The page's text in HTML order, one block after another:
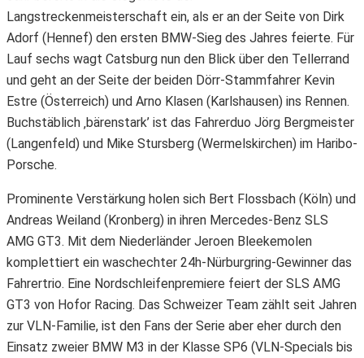
Langstreckenmeisterschaft ein, als er an der Seite von Dirk
Adorf (Hennef) den ersten BMW-Sieg des Jahres feierte. Für
Lauf sechs wagt Catsburg nun den Blick über den Tellerrand
und geht an der Seite der beiden Dörr-Stammfahrer Kevin
Estre (Österreich) und Arno Klasen (Karlshausen) ins Rennen.
Buchstäblich ‚bärenstark’ ist das Fahrerduo Jörg Bergmeister
(Langenfeld) und Mike Stursberg (Wermelskirchen) im Haribo-
Porsche.
Prominente Verstärkung holen sich Bert Flossbach (Köln) und
Andreas Weiland (Kronberg) in ihren Mercedes-Benz SLS
AMG GT3. Mit dem Niederländer Jeroen Bleekemolen
komplettiert ein waschechter 24h-Nürburgring-Gewinner das
Fahrertrio. Eine Nordschleifenpremiere feiert der SLS AMG
GT3 von Hofor Racing. Das Schweizer Team zählt seit Jahren
zur VLN-Familie, ist den Fans der Serie aber eher durch den
Einsatz zweier BMW M3 in der Klasse SP6 (VLN-Specials bis